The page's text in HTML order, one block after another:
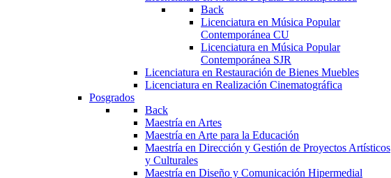
Back
Licenciatura en Música Popular
Contemporánea CU
Licenciatura en Música Popular
Contemporánea SJR
Licenciatura en Restauración de Bienes Muebles
Licenciatura en Realización Cinematográfica
Posgrados
Back
Maestría en Artes
Maestría en Arte para la Educación
Maestría en Dirección y Gestión de Proyectos Artísticos
y Culturales
Maestría en Diseño y Comunicación Hipermedial